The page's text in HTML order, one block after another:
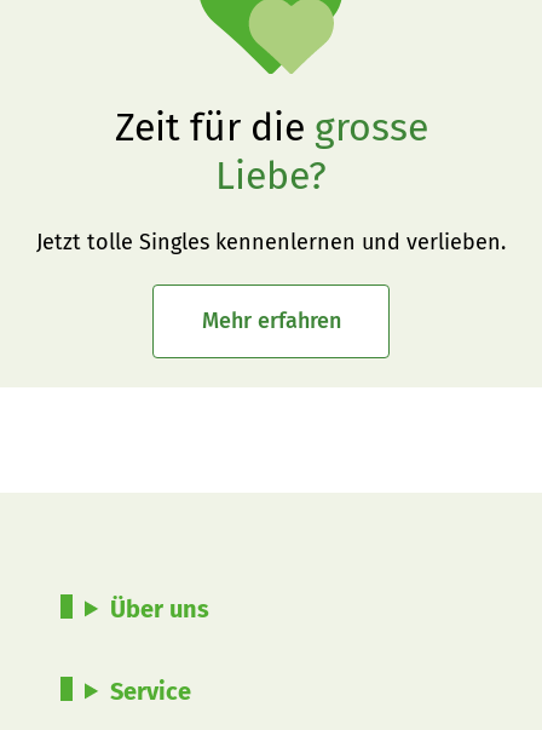
Zeit für die grosse
Liebe?
Jetzt tolle Singles kennenlernen und verlieben.
Mehr erfahren
Über uns
Service